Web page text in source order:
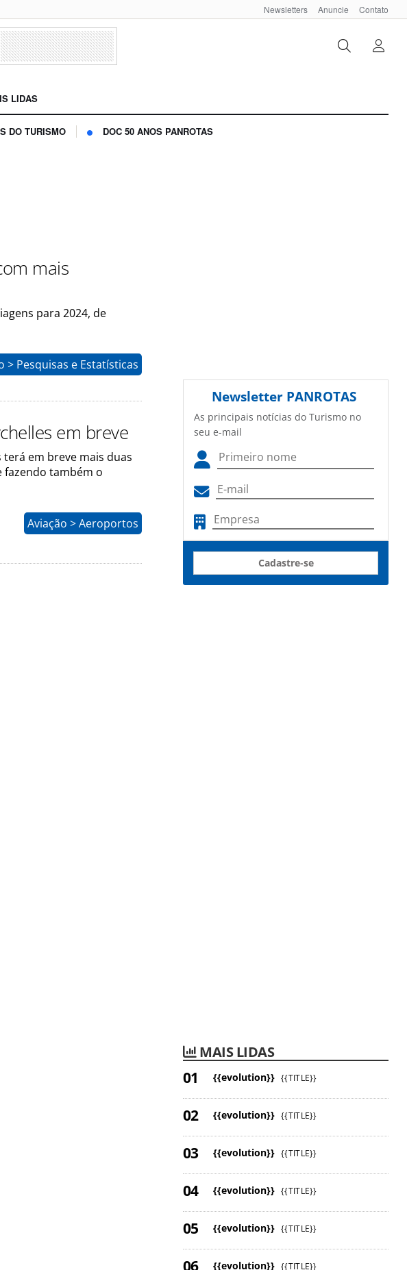
Newsletters Anuncie Contato
LIDAS
DO TURISMO DOC 50 ANOS PANROTAS
mais
para 2024, de
> Pesquisas e Estatísticas
em breve
em breve mais duas
fazendo também o
Aviação > Aeroportos
Newsletter PANROTAS
As principais notícias do Turismo no
seu e-mail
Cadastre-se
MAIS LIDAS
{{evolution}} {{TITLE}}
{{evolution}} {{TITLE}}
{{evolution}} {{TITLE}}
{{evolution}} {{TITLE}}
{{evolution}} {{TITLE}}
{{evolution}} {{TITLE}}